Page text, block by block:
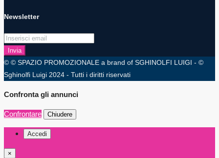
Newsletter
Invia
© © SPAZIO PROMOZIONALE a brand of SGHINOLFI LUIGI - ©
Sghinolfi Luigi 2024 - Tutti i diritti riservati
Confronta gli annunci
Confrontare Chiudere
Accedi
×